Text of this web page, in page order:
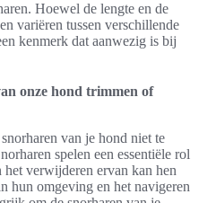
Hoewel de lengte en de
variëren tussen verschillende
kenmerk dat aanwezig is bij
onze hond trimmen of
van je hond niet te
spelen een essentiële rol
verwijderen ervan kan hen
hun omgeving en het navigeren